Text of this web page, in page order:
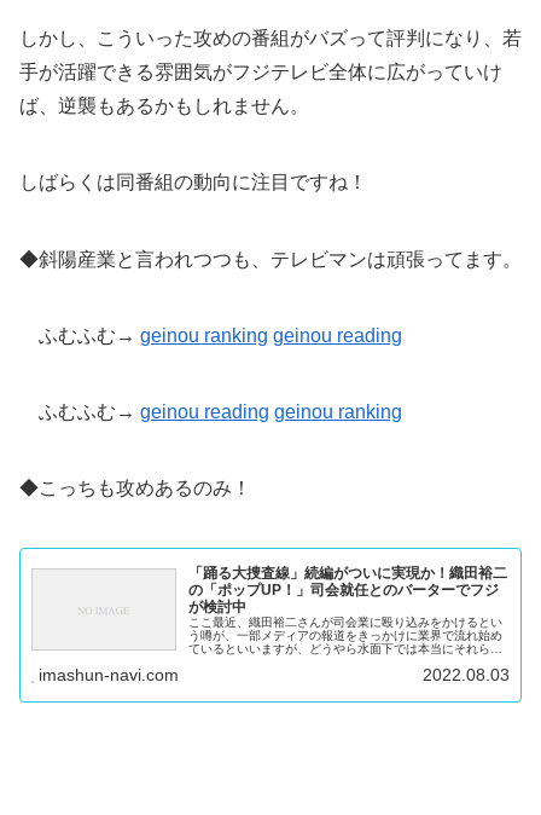
しかし、こういった攻めの番組がバズって評判になり、若
手が活躍できる雰囲気がフジテレビ全体に広がっていけ
ば、逆襲もあるかもしれません。
しばらくは同番組の動向に注目ですね！
◆斜陽産業と言われつつも、テレビマンは頑張ってます。
ふむふむ→ geinou ranking geinou reading
ふむふむ→ geinou reading geinou ranking
◆こっちも攻めあるのみ！
「踊る大捜査線」続編がついに実現か！織田裕二
の「ポップUP！」司会就任とのバーターでフジ
が検討中
ここ最近、織田裕二さんが司会業に殴り込みをかけるとい
う噂が、一部メディアの報道をきっかけに業界で流れ始め
ているといいますが、どうやら水面下では本当にそれらし
imashun-navi.com 2022.08.03